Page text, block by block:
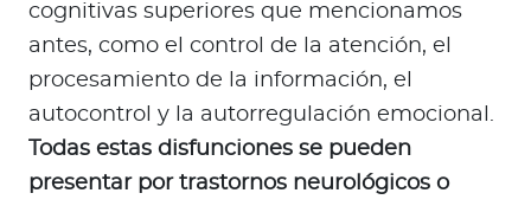
cognitivas superiores que mencionamos
antes, como el control de la atención, el
procesamiento de la información, el
autocontrol y la autorregulación emocional.
Todas estas disfunciones se pueden
presentar por trastornos neurológicos o